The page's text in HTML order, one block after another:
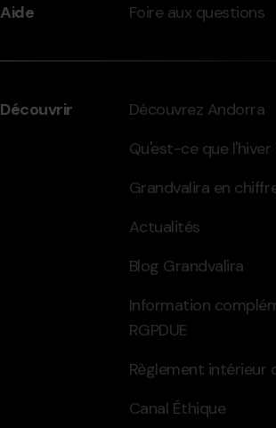
Aide Foire aux questions
Découvrir
Découvrez Andorra
Qu'est-ce que l'hiver
Grandvalira en
Actualités
Blog Grandvalira
Information
RGPDUE
Règlement intérieur
Canal Éthique